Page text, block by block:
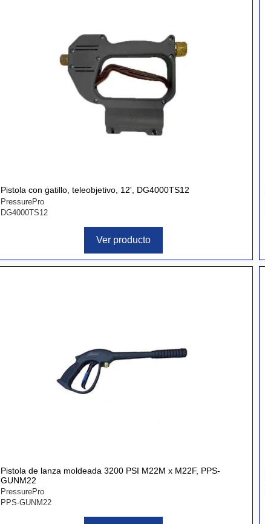
Pistola con gatillo, teleobjetivo, 12', DG4000TS12
PressurePro
DG4000TS12
Ver producto
Pistola de lanza moldeada 3200 PSI M22M x M22F, PPS-
GUNM22
PressurePro
PPS-GUNM22